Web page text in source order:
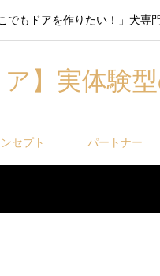
でもドアを作りたい！」犬
ア】実体験
セプト パートナー